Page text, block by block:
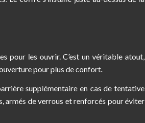
pour les ouvrir. C’est un véritable atout,
pour plus de confort.
supplémentaire en cas de tentative
armés de verrous et renforcés pour éviter